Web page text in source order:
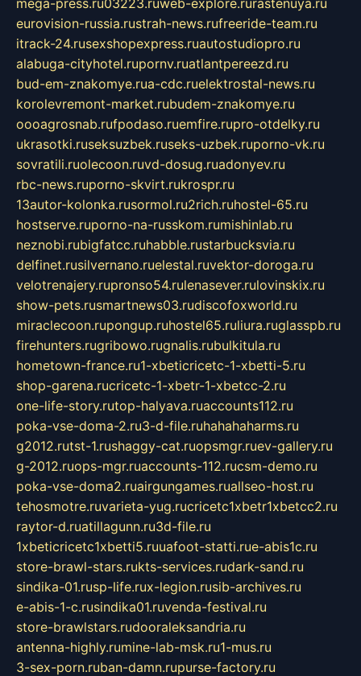
mega-press.ru03223.ruweb-explore.rurastenuya.ru
eurovision-russia.rustrah-news.rufreeride-team.ru
itrack-24.rusexshopexpress.ruautostudiopro.ru
alabuga-cityhotel.rupornv.ruatlantpereezd.ru
bud-em-znakomye.rua-cdc.ruelektrostal-news.ru
korolevremont-market.rubudem-znakomye.ru
oooagrosnab.rufpodaso.ruemfire.rupro-otdelky.ru
ukrasotki.ruseksuzbek.ruseks-uzbek.ruporno-vk.ru
sovratili.ruolecoon.ruvd-dosug.ruadonyev.ru
rbc-news.ruporno-skvirt.rukrospr.ru
13autor-kolonka.rusormol.ru2rich.ruhostel-65.ru
hostserve.ruporno-na-russkom.rumishinlab.ru
neznobi.rubigfatcc.ruhabble.rustarbucksvia.ru
delfinet.rusilvernano.ruelestal.ruvektor-doroga.ru
velotrenajery.rupronso54.rulenasever.rulovinskix.ru
show-pets.rusmartnews03.rudiscofoxworld.ru
miraclecoon.rupongup.ruhostel65.ruliura.ruglasspb.ru
firehunters.rugribowo.rugnalis.rubulkitula.ru
hometown-france.ru1-xbeticricetc-1-xbetti-5.ru
shop-garena.rucricetc-1-xbetr-1-xbetcc-2.ru
one-life-story.rutop-halyava.ruaccounts112.ru
poka-vse-doma-2.ru3-d-file.ruhahahaharms.ru
g2012.rutst-1.rushaggy-cat.ruopsmgr.ruev-gallery.ru
g-2012.ruops-mgr.ruaccounts-112.rucsm-demo.ru
poka-vse-doma2.ruairgungames.ruallseo-host.ru
tehosmotre.ruvarieta-yug.rucricetc1xbetr1xbetcc2.ru
raytor-d.ruatillagunn.ru3d-file.ru
1xbeticricetc1xbetti5.ruuafoot-statti.rue-abis1c.ru
store-brawl-stars.rukts-services.rudark-sand.ru
sindika-01.rusp-life.rux-legion.rusib-archives.ru
e-abis-1-c.rusindika01.ruvenda-festival.ru
store-brawlstars.rudooraleksandria.ru
antenna-highly.rumine-lab-msk.ru1-mus.ru
3-sex-porn.ruban-damn.rupurse-factory.ru